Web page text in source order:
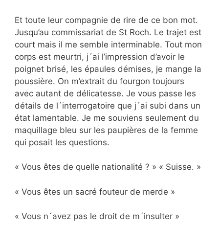
Et toute leur compagnie de rire de ce bon mot.
Jusqu’au commissariat de St Roch. Le trajet est
court mais il me semble interminable. Tout mon
corps est meurtri, j´ai l’impression d’avoir le
poignet brisé, les épaules démises, je mange la
poussière. On m’extrait du fourgon toujours
avec autant de délicatesse. Je vous passe les
détails de l´interrogatoire que j´ai subi dans un
état lamentable. Je me souviens seulement du
maquillage bleu sur les paupières de la femme
qui posait les questions.
« Vous êtes de quelle nationalité ? » « Suisse. »
« Vous êtes un sacré fouteur de merde »
« Vous n´avez pas le droit de m´insulter »